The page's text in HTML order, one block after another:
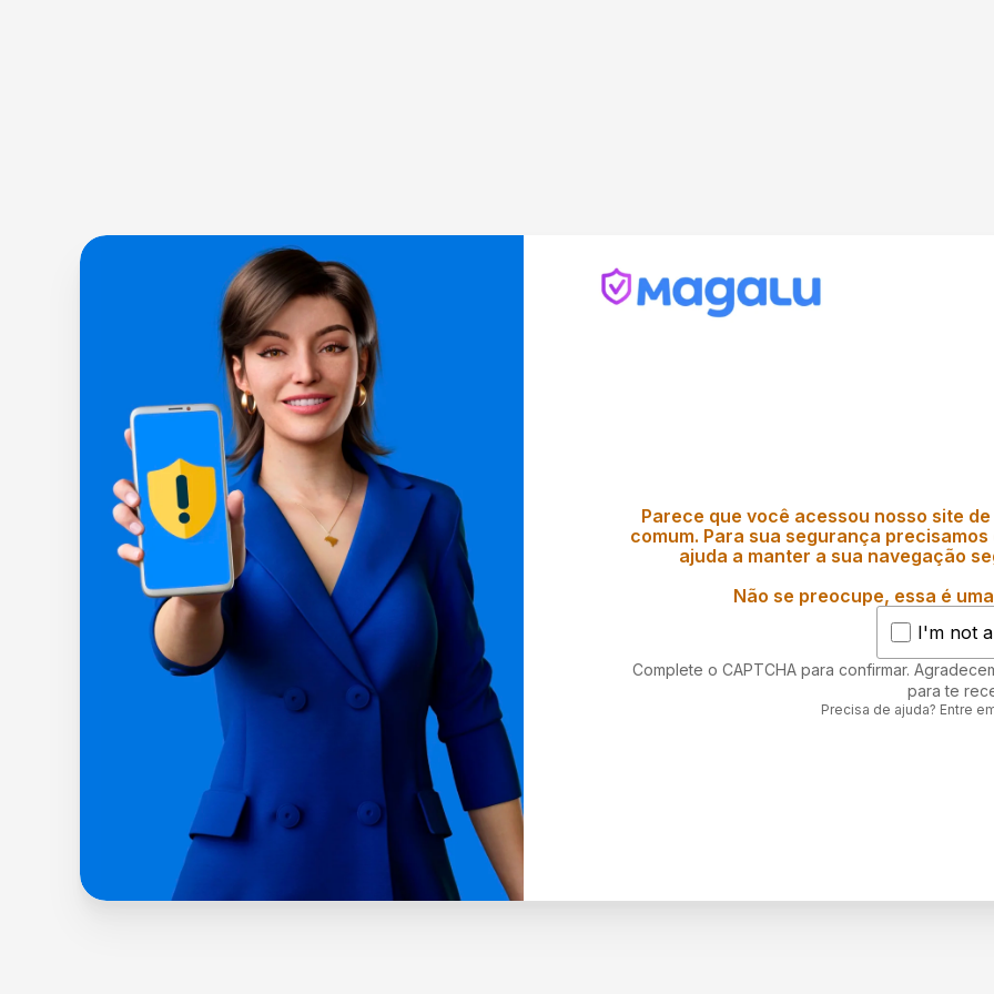
Parece que você acessou nosso site
comum. Para sua segurança
ajuda a manter a sua navegação
Não se preocupe, essa é
I'm not
Complete o CAPTCHA para confirmar.
para te
Precisa de ajuda? Entre